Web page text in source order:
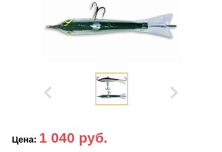
Цена: 1 040 руб.